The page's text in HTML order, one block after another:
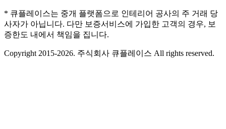
* 큐플레이스는 중개 플랫폼으로 인테리어 공사의 주 거래 당
사자가 아닙니다. 다만 보증서비스에 가입한 고객의 경우, 보
증한도 내에서 책임을 집니다.
Copyright 2015-2026. 주식회사 큐플레이스 All rights reserved.